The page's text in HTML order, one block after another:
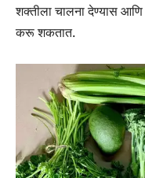
शक्तीला चालना देण्यास
करू शकतात.